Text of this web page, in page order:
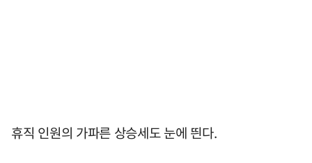
휴직 인원의 가파른 상승세도 눈에 띈다.